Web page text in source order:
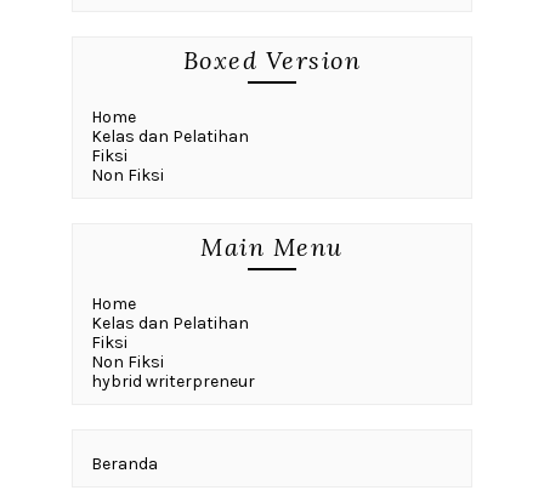
Boxed Version
Home
Kelas dan Pelatihan
Fiksi
Non Fiksi
Main Menu
Home
Kelas dan Pelatihan
Fiksi
Non Fiksi
hybrid writerpreneur
Beranda